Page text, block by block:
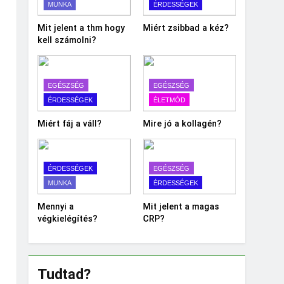
MUNKA
Mit jelent a thm hogy
kell számolni?
ÉRDESSÉGEK
Miért zsibbad a kéz?
EGÉSZSÉG
ÉRDESSÉGEK
Miért fáj a váll?
EGÉSZSÉG
ÉLETMÓD
Mire jó a kollagén?
ÉRDESSÉGEK
MUNKA
Mennyi a
végkielégítés?
EGÉSZSÉG
ÉRDESSÉGEK
Mit jelent a magas
CRP?
Tudtad?